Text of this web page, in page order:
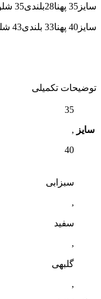
سایز35 پهنا28بلندی35 شلوار51
سایز40 پهنا33 بلندی43 شلوار57
توضیحات تکمیلی
سایز
35
,
40
سبزابی
,
سفید
,
گلبهی
,